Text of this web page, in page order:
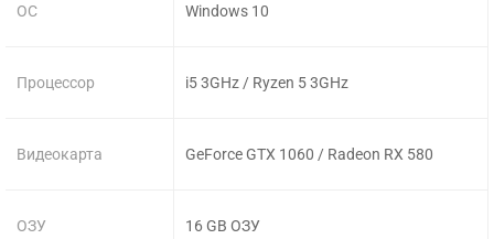
ОС
Процессор
Видеокарта
ОЗУ
Windows 10
i5 3GHz / Ryzen 5 3GHz
GeForce GTX 1060 / Radeon RX 580
16 GB ОЗУ